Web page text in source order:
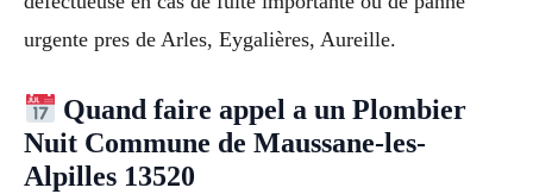
urgente pres de Arles, Eygalières, Aureille.
Quand faire appel a un Plombier
Nuit Commune de Maussane-les-
Alpilles 13520